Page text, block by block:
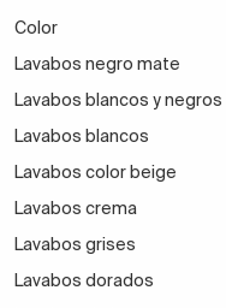
Color
Lavabos negro mate
Lavabos blancos y negros
Lavabos blancos
Lavabos color beige
Lavabos crema
Lavabos grises
Lavabos dorados